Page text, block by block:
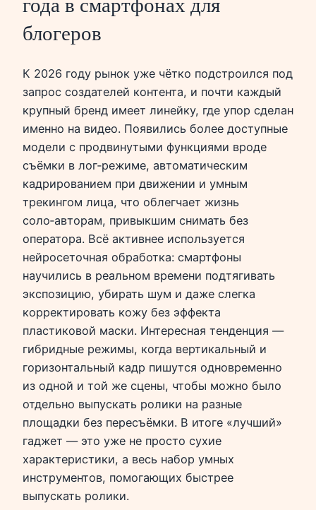
года в смартфонах для
блогеров
К 2026 году рынок уже чётко подстроился под
запрос создателей контента, и почти каждый
крупный бренд имеет линейку, где упор сделан
именно на видео. Появились более доступные
модели с продвинутыми функциями вроде
съёмки в лог‑режиме, автоматическим
кадрированием при движении и умным
трекингом лица, что облегчает жизнь
соло‑авторам, привыкшим снимать без
оператора. Всё активнее используется
нейросеточная обработка: смартфоны
научились в реальном времени подтягивать
экспозицию, убирать шум и даже слегка
корректировать кожу без эффекта
пластиковой маски. Интересная тенденция —
гибридные режимы, когда вертикальный и
горизонтальный кадр пишутся одновременно
из одной и той же сцены, чтобы можно было
отдельно выпускать ролики на разные
площадки без пересъёмки. В итоге «лучший»
гаджет — это уже не просто сухие
характеристики, а весь набор умных
инструментов, помогающих быстрее
выпускать ролики.